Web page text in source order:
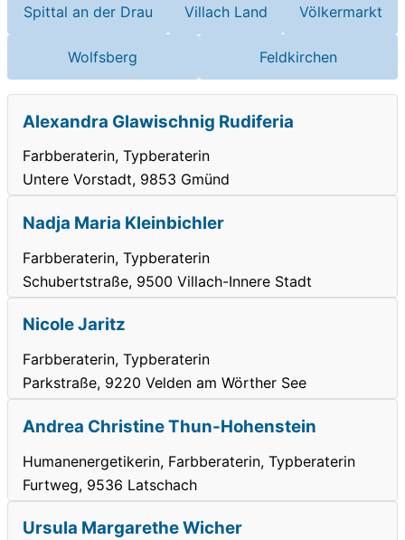
Spittal an der Drau Villach Land Völkermarkt
Wolfsberg Feldkirchen
Alexandra Glawischnig Rudiferia
Farbberaterin, Typberaterin
Untere Vorstadt, 9853 Gmünd
Nadja Maria Kleinbichler
Farbberaterin, Typberaterin
Schubertstraße, 9500 Villach-Innere Stadt
Nicole Jaritz
Farbberaterin, Typberaterin
Parkstraße, 9220 Velden am Wörther See
Andrea Christine Thun-Hohenstein
Humanenergetikerin, Farbberaterin, Typberaterin
Furtweg, 9536 Latschach
Ursula Margarethe Wicher